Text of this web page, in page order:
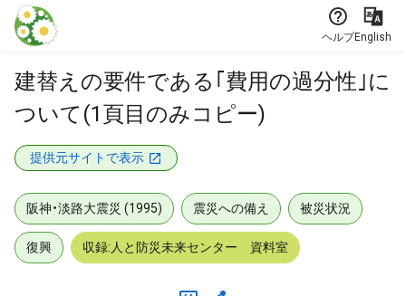
本文に飛ぶ
ヘルプEnglish
建替えの要件である｢費用の過分性｣に
ついて(1頁目のみコピー)
提供元サイトで表示
阪神・淡路大震災 (1995) 震災への備え 被災状況
復興 収録:人と防災未来センター 資料室